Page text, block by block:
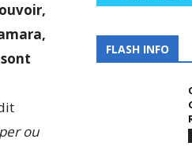
ou
FLASH INFO